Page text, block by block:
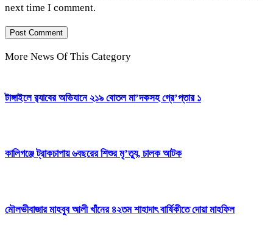
next time I comment.
More News Of This Category
টাঙ্গাইলে র‍্যাবের অভিযানে ২১৯ বোতল মা’দকসহ গ্রে’প্তার ১
কালিগঞ্জে ট্রাকচাপায় ৬বছরের শিশুর মৃ’ত্যু, চালক আটক
মৌলভীবাজার মাহবুব আলী খাঁনের ৪২তম শাহাদাৎ বার্ষিকীতে দোয়া মাহফিল